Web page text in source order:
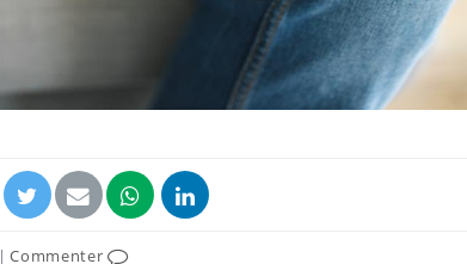
|Commenter